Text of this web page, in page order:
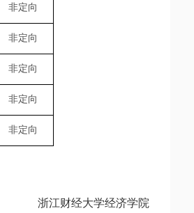
非定向
非定向
非定向
非定向
非定向
浙江财经大学经济学院